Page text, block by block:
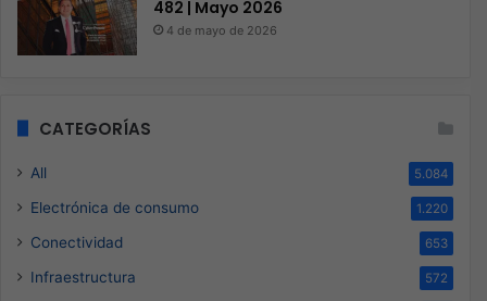
482 | Mayo 2026
4 de mayo de 2026
CATEGORÍAS
All 5.084
Electrónica de consumo 1.220
Conectividad 653
Infraestructura 572